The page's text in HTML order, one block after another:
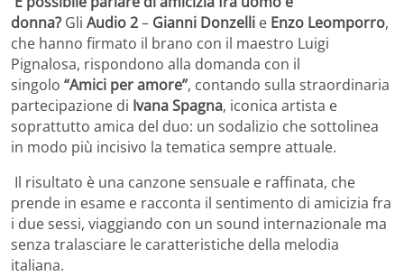
donna? Gli Audio 2– Gianni Donzelli e Enzo Leomporro,
che hanno firmato il brano con il maestro Luigi
Pignalosa, rispondono alla domanda con il
singolo “Amici per amore”, contando sulla straordinaria
partecipazione di Ivana Spagna, iconica artista e
soprattutto amica del duo: un sodalizio che sottolinea
in modo più incisivo la tematica sempre attuale.
Il risultato è una canzone sensuale e raffinata, che
prende in esame e racconta il sentimento di amicizia fra
i due sessi, viaggiando con un sound internazionale ma
senza tralasciare le caratteristiche della melodia
italiana.